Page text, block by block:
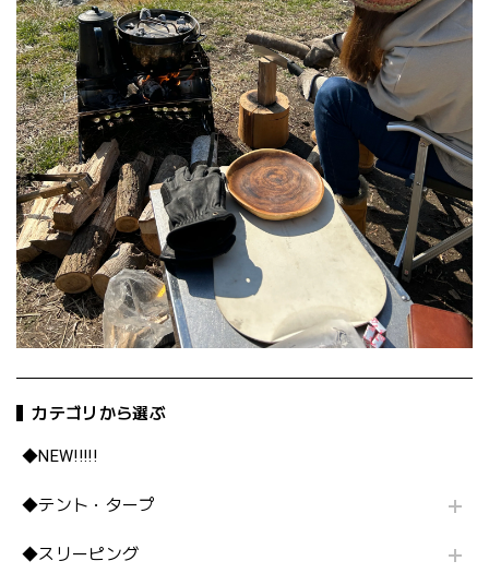
カテゴリから選ぶ
◆NEW!!!!!
◆テント・タープ
◆スリーピング